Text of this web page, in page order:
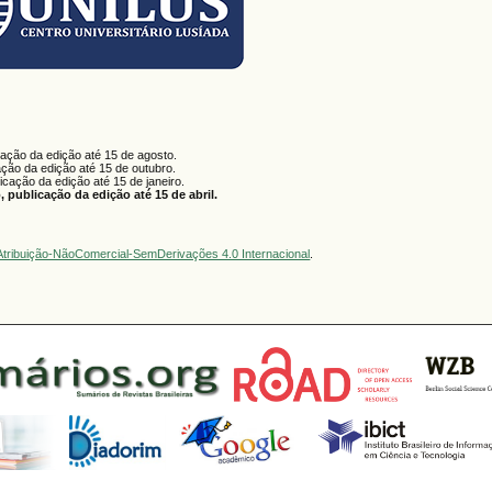
da edição até 15 de agosto.
da edição até 15 de outubro.
da edição até 15 de janeiro.
publicação da edição até 15 de abril.
NãoComercial-SemDerivações 4.0 Internacional